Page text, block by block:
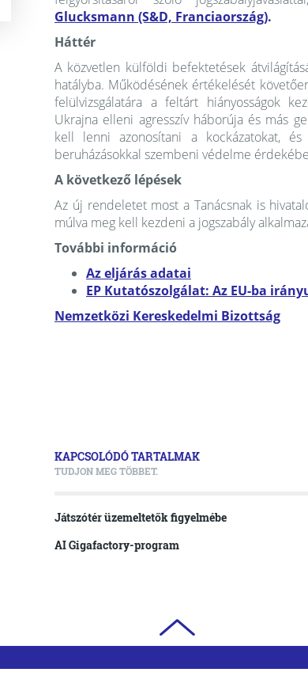
Glucksmann (S&D, Franciaország).
Háttér
A közvetlen külföldi befektetések
hatályba. Működésének értékelését
felülvizsgálatára a feltárt hiányosságok
Ukrajna elleni agresszív háborúja és más
kell lenni azonosítani a kockázatokat,
beruházásokkal szembeni védelme
A következő lépések
Az új rendeletet most a Tanácsnak is
múlva meg kell kezdeni a jogszabály
További információ
Az eljárás adatai
EP Kutatószolgálat: Az EU-ba
Nemzetközi Kereskedelmi Bizottság
KAPCSOLÓDÓ TARTALMAK
TUDJON MEG TÖBBET.
Játszótér üzemeltetők figyelmébe
AI Gigafactory-program